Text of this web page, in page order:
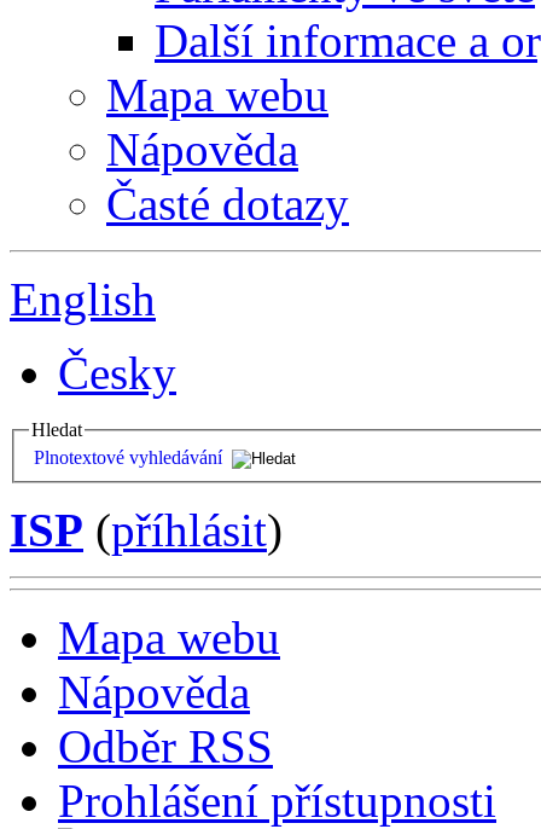
Další informace a
Mapa webu
Nápověda
Časté dotazy
English
Česky
Hledat
Plnotextové vyhledávání
ISP (příhlásit)
Mapa webu
Nápověda
Odběr RSS
Prohlášení přístupnosti